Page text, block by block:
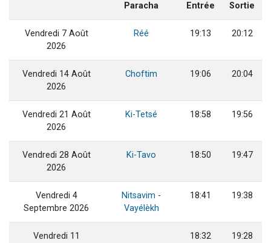
Paracha Entrée Sortie
Vendredi 7 Août
2026
Réé 19:13 20:12
Vendredi 14 Août
2026
Choftim 19:06 20:04
Vendredi 21 Août
2026
Ki-Tetsé 18:58 19:56
Vendredi 28 Août
2026
Ki-Tavo 18:50 19:47
Vendredi 4
Septembre 2026
Nitsavim -
Vayélèkh
18:41 19:38
Vendredi 11
18:32 19:28